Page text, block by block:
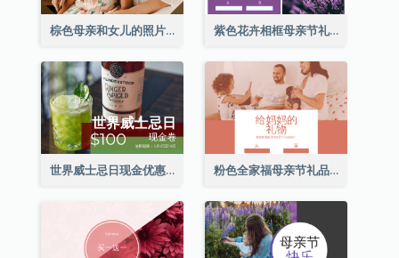
棕色母亲和女儿的照片母亲节的礼品卡 紫色花卉相框母亲节礼品卡
世界威士忌日现金优惠券 粉色全家福母亲节礼品卡